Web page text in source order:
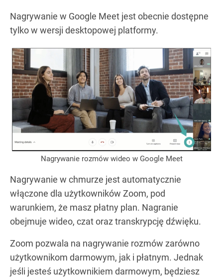
Nagrywanie w Google Meet jest obecnie dostępne
tylko w wersji desktopowej platformy.
Nagrywanie rozmów wideo w Google Meet
Nagrywanie w chmurze jest automatycznie
włączone dla użytkowników Zoom, pod
warunkiem, że masz płatny plan. Nagranie
obejmuje wideo, czat oraz transkrypcję dźwięku.
Zoom pozwala na nagrywanie rozmów zarówno
użytkownikom darmowym, jak i płatnym. Jednak
jeśli jesteś użytkownikiem darmowym, będziesz